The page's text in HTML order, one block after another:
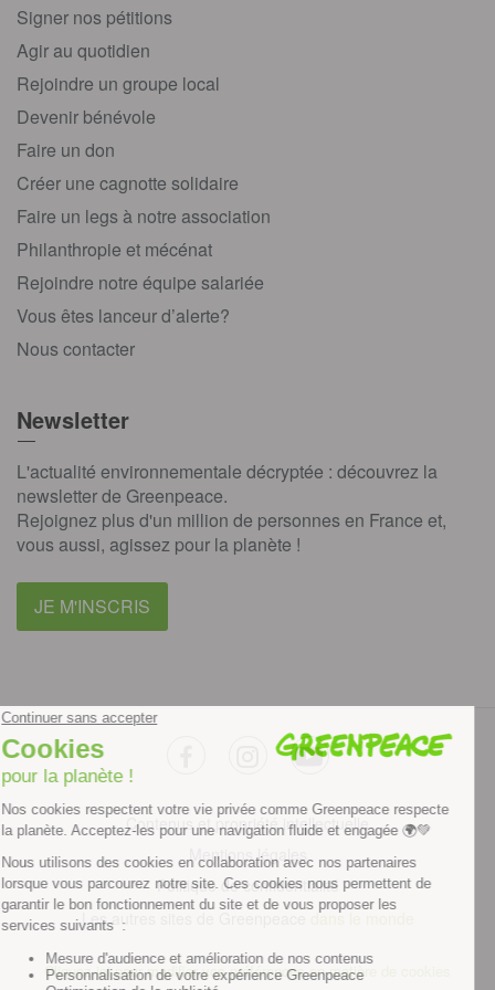
Signer nos pétitions
Agir au quotidien
Rejoindre un groupe local
Devenir bénévole
Faire un don
Créer une cagnotte solidaire
Faire un legs à notre association
Philanthropie et mécénat
Rejoindre notre équipe salariée
Vous êtes lanceur d’alerte?
Nous contacter
Newsletter
L'actualité environnementale décryptée : découvrez la
newsletter de Greenpeace.
Rejoignez plus d'un million de personnes en France et,
vous aussi, agissez pour la planète !
JE M'INSCRIS
facebookinstagramyoutube
Contenus et propriété intellectuelle
Mentions légales
Politique de confidentialité
Les autres sites de Greenpeace
dans le monde
Cliquez-ici pour modifier vos préférences en matière de cookies